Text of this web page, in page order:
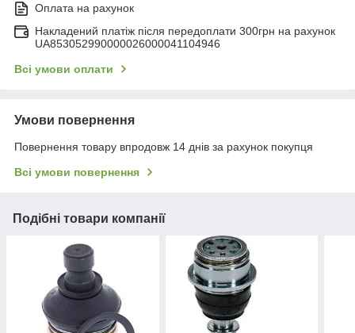
Оплата на рахунок
Накладений платіж після передоплати 300грн на рахунок
UA853052990000026000041104946
Всі умови оплати
Умови повернення
Повернення товару впродовж 14 днів за рахунок покупця
Всі умови повернення
Подібні товари компанії